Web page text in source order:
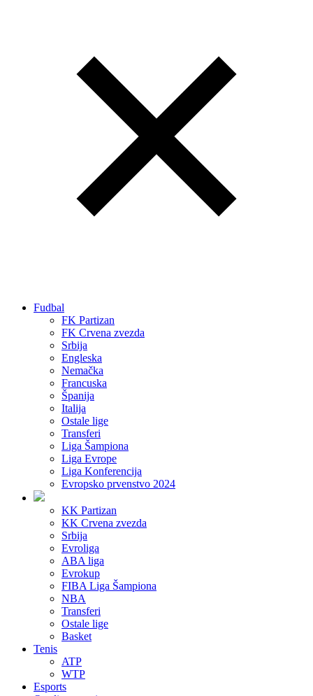
Fudbal
FK Partizan
FK Crvena zvezda
Srbija
Engleska
Nemačka
Francuska
Španija
Italija
Ostale lige
Transferi
Liga Šampiona
Liga Evrope
Liga Konferencija
Evropsko prvenstvo 2024
KK Partizan
KK Crvena zvezda
Srbija
Evroliga
ABA liga
Evrokup
FIBA Liga Šampiona
NBA
Transferi
Ostale lige
Basket
Tenis
ATP
WTP
Esports